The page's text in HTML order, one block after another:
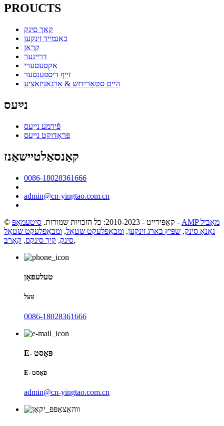
PROUCTS
קאך סינק
כאַנמייד זינקען
קראַן
דריינער
אַקסעסערי
זייף דיספּענסער
היים סטאָרידזש & אָרגאַניזאַציע
נײַעס
פֿירמע נייַעס
פּראָדוקט נייַעס
קאַנסאַלטיישאַנז
0086-18028361666
admin@cn-yingtao.com.cn
© קאַפּירייט - 2010-2023: כל הזכויות שמורות. סיטעמאַפּ -
AMP מאָביל
נאַנאָ סינק, שפּיץ בארג זינקען, ומבאַפלעקט שטאָל, ומבאַפלעקט שטאָל
סינק, קיך סינקס, קאָרב ,
טעלעפאָן
טעל
0086-18028361666
E- פּאָסט
E- פּאָסט
admin@cn-yingtao.com.cn